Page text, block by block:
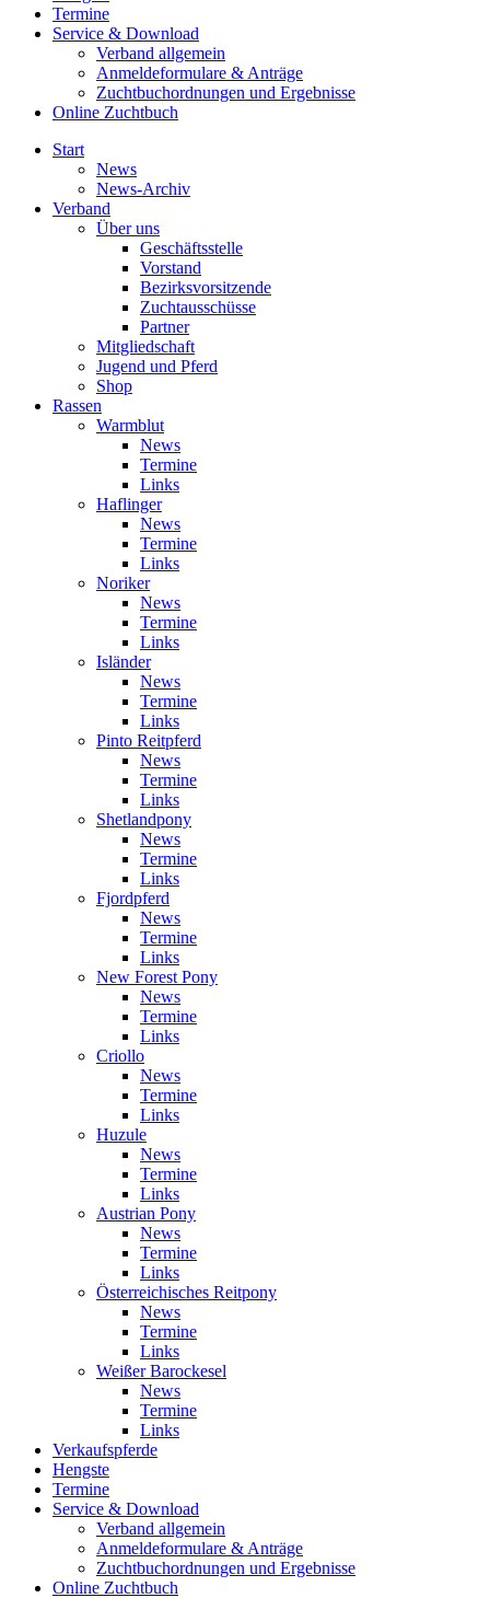
Termine
Service & Download
Verband allgemein
Anmeldeformulare & Anträge
Zuchtbuchordnungen und Ergebnisse
Online Zuchtbuch
Start
News
News-Archiv
Verband
Über uns
Geschäftsstelle
Vorstand
Bezirksvorsitzende
Zuchtausschüsse
Partner
Mitgliedschaft
Jugend und Pferd
Shop
Rassen
Warmblut
News
Termine
Links
Haflinger
News
Termine
Links
Noriker
News
Termine
Links
Isländer
News
Termine
Links
Pinto Reitpferd
News
Termine
Links
Shetlandpony
News
Termine
Links
Fjordpferd
News
Termine
Links
New Forest Pony
News
Termine
Links
Criollo
News
Termine
Links
Huzule
News
Termine
Links
Austrian Pony
News
Termine
Links
Österreichisches Reitpony
News
Termine
Links
Weißer Barockesel
News
Termine
Links
Verkaufspferde
Hengste
Termine
Service & Download
Verband allgemein
Anmeldeformulare & Anträge
Zuchtbuchordnungen und Ergebnisse
Online Zuchtbuch